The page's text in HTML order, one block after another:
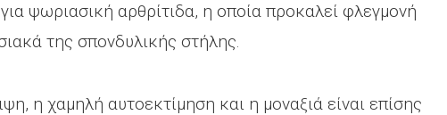
ψωριασική αρθρίτιδα, η οποία προκαλεί φλεγμονή
της σπονδυλικής στήλης.
η χαμηλή αυτοεκτίμηση και η μοναξιά είναι επίσης